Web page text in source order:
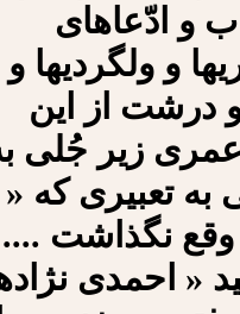
و ادّعاهای
و ولگردیها و
و درشت از این
زیر جُلی
به تعبیری که «
وقع نگذاشت
« احمدی